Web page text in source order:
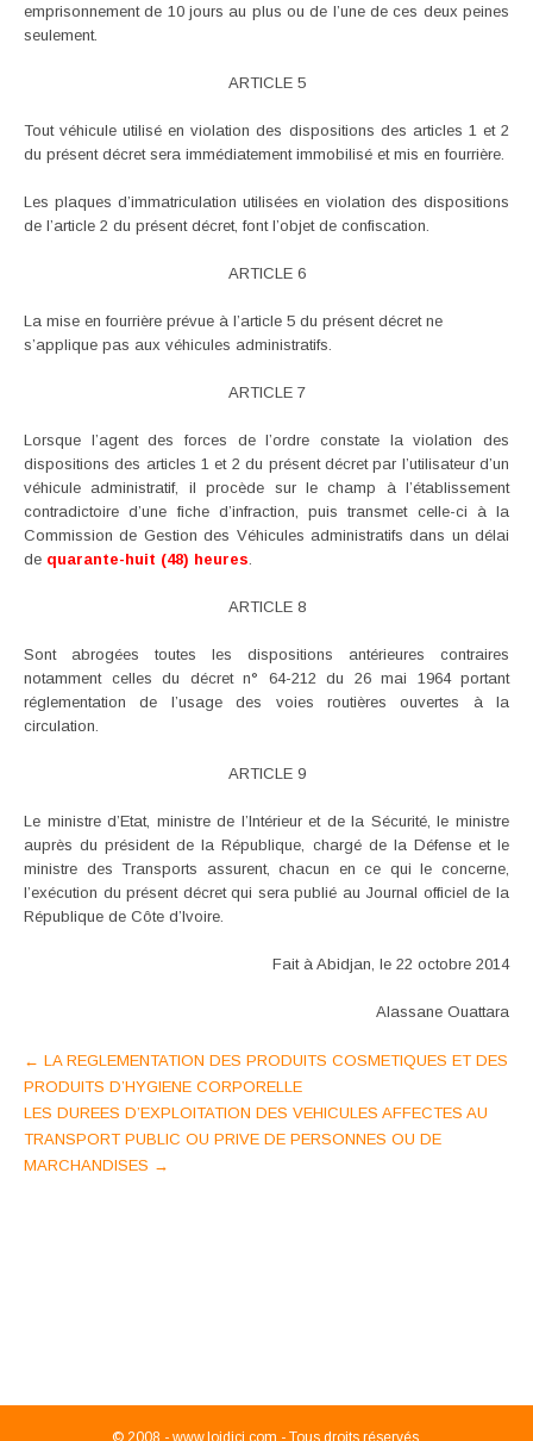
emprisonnement de 10 jours au plus ou de l’une de ces deux peines
seulement.
ARTICLE 5
Tout véhicule utilisé en violation des dispositions des articles 1 et 2
du présent décret sera immédiatement immobilisé et mis en fourrière.
Les plaques d’immatriculation utilisées en violation des dispositions
de l’article 2 du présent décret, font l’objet de confiscation.
ARTICLE 6
La mise en fourrière prévue à l’article 5 du présent décret ne
s’applique pas aux véhicules administratifs.
ARTICLE 7
Lorsque l’agent des forces de l’ordre constate la violation des
dispositions des articles 1 et 2 du présent décret par l’utilisateur d’un
véhicule administratif, il procède sur le champ à l’établissement
contradictoire d’une fiche d’infraction, puis transmet celle-ci à la
Commission de Gestion des Véhicules administratifs dans un délai
de quarante-huit (48) heures
ARTICLE 8
Sont abrogées toutes les dispositions antérieures contraires
notamment celles du décret n° 64-212 du 26 mai 1964 portant
réglementation de l’usage des voies routières ouvertes à la
circulation.
ARTICLE 9
Le ministre d’Etat, ministre de l’Intérieur et de la Sécurité, le ministre
auprès du président de la République, chargé de la Défense et le
ministre des Transports assurent, chacun en ce qui le concerne,
l’exécution du présent décret qui sera publié au Journal officiel de la
République de Côte d’Ivoire.
Fait à Abidjan, le 22 octobre 2014
Alassane Ouattara
Post
navigation
← LA REGLEMENTATION DES PRODUITS COSMETIQUES ET DES
PRODUITS D’HYGIENE CORPORELLE
LES DUREES D’EXPLOITATION DES VEHICULES AFFECTES AU
TRANSPORT PUBLIC OU PRIVE DE PERSONNES OU DE
MARCHANDISES →
© 2008 - www.loidici.com - Tous droits réservés.